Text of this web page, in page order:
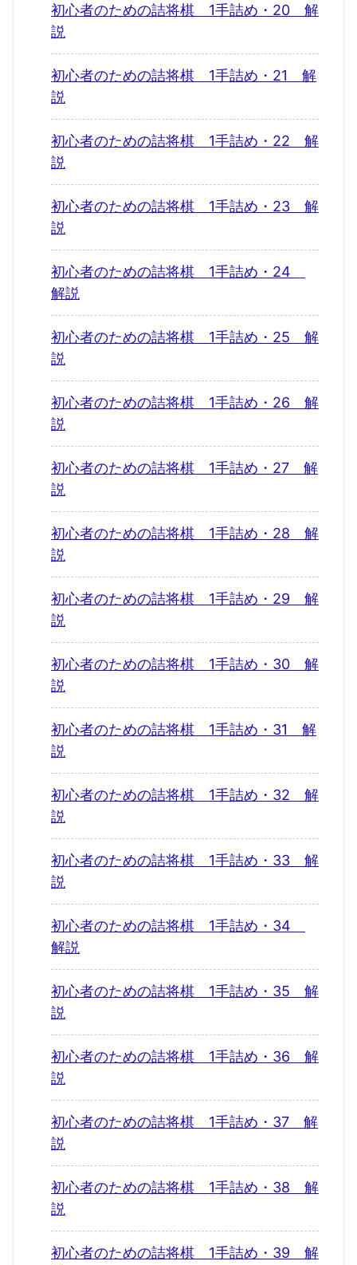
初心者のための詰将棋 1手詰め・20 解
説
初心者のための詰将棋 1手詰め・21 解
説
初心者のための詰将棋 1手詰め・22 解
説
初心者のための詰将棋 1手詰め・23 解
説
初心者のための詰将棋 1手詰め・24
解説
初心者のための詰将棋 1手詰め・25 解
説
初心者のための詰将棋 1手詰め・26 解
説
初心者のための詰将棋 1手詰め・27 解
説
初心者のための詰将棋 1手詰め・28 解
説
初心者のための詰将棋 1手詰め・29 解
説
初心者のための詰将棋 1手詰め・30 解
説
初心者のための詰将棋 1手詰め・31 解
説
初心者のための詰将棋 1手詰め・32 解
説
初心者のための詰将棋 1手詰め・33 解
説
初心者のための詰将棋 1手詰め・34
解説
初心者のための詰将棋 1手詰め・35 解
説
初心者のための詰将棋 1手詰め・36 解
説
初心者のための詰将棋 1手詰め・37 解
説
初心者のための詰将棋 1手詰め・38 解
説
初心者のための詰将棋 1手詰め・39 解